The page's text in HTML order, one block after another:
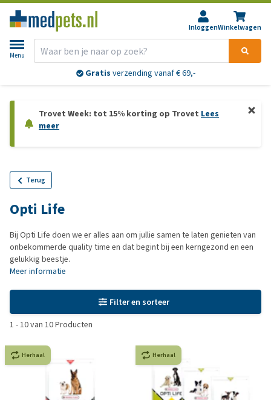
InloggenWinkelwagen
Menu
Gratis verzending vanaf € 69,-
Trovet Week: tot 15% korting op Trovet Lees
meer
Terug
Opti Life
Bij Opti Life doen we er alles aan om jullie samen te laten genieten van
onbekommerde quality time en dat begint bij een kerngezond en een
gelukkig beestje.
Meer informatie
Filter en sorteer
1 -10van 10Producten
Herhaal Herhaal